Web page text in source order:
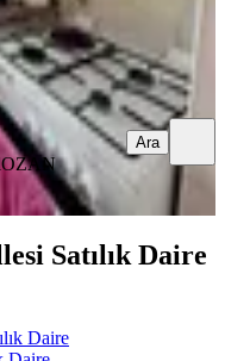
OZAN
Ara
Satılık Daire
Daire